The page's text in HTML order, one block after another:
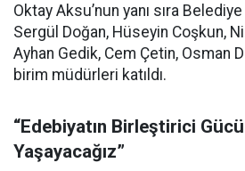
Oktay Aksu’nun yanı sıra Belediye
Sergül Doğan, Hüseyin Coşkun,
Ayhan Gedik, Cem Çetin, Osman
birim müdürleri katıldı.
“Edebiyatın Birleştirici
Yaşayacağız”